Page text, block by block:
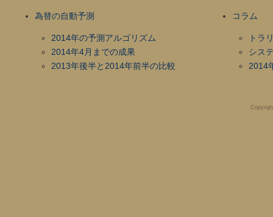
為替の自動予測
2014年の予測アルゴリズム
2014年4月までの成果
2013年後半と2014年前半の比較
コラム
トラ
シス
2014